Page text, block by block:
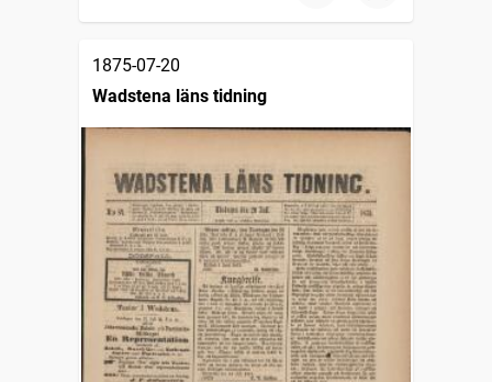
1875-07-20
Wadstena läns tidning